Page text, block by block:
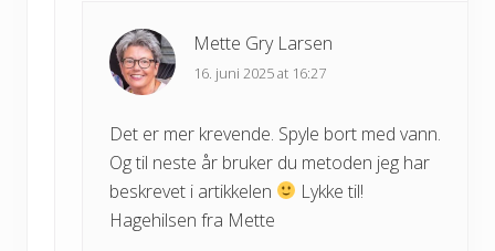
Mette Gry Larsen
16. juni 2025 at 16:27
Det er mer krevende. Spyle bort med vann.
Og til neste år bruker du metoden jeg har
beskrevet i artikkelen
Lykke til!
Hagehilsen fra Mette